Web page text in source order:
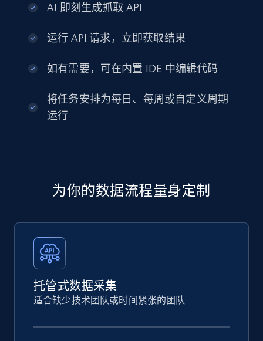
AI 即刻生成抓取 API
运行 API 请求，立即获取结果
如有需要，可在内置 IDE 中编辑代码
将任务安排为每日、每周或自定义周期
运行
为你的数据流程量身定制
托管式数据采集
适合缺少技术团队或时间紧张的团队